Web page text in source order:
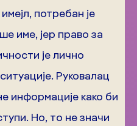
потребан је
име, јер право за
је лично
Руковалац
информације како би
Но, то не значи